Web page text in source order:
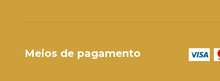
Meios de pagamento